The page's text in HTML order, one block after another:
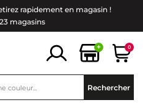
rapidement en magasin !
magasins
+ 0
Rechercher